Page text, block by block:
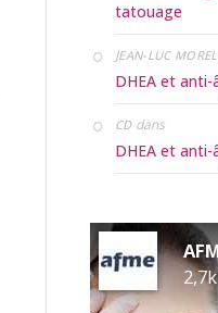
tatouage
JEAN-LUC MOREL
DHEA et anti-
CDdans
DHEA et anti-